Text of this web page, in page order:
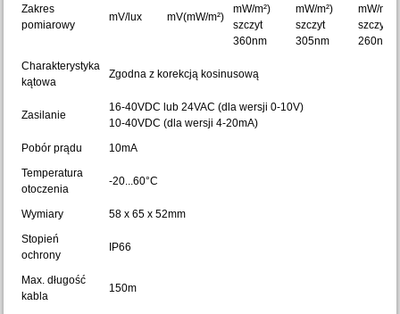
Zakres
pomiarowy
mV/lux mV(mW/m²)
mW/m²)
szczyt
360nm
mW/m²)
szczyt
305nm
mW/m²)
szczyt
260nm
Charakterystyka
kątowa
Zgodna z korekcją kosinusową
Zasilanie
16-40VDC lub 24VAC (dla wersji 0-10V)
10-40VDC (dla wersji 4-20mA)
Pobór prądu
10mA
Temperatura
otoczenia
-20...60°C
Wymiary
58 x 65 x 52mm
Stopień
ochrony
IP66
Max. długość
kabla
150m